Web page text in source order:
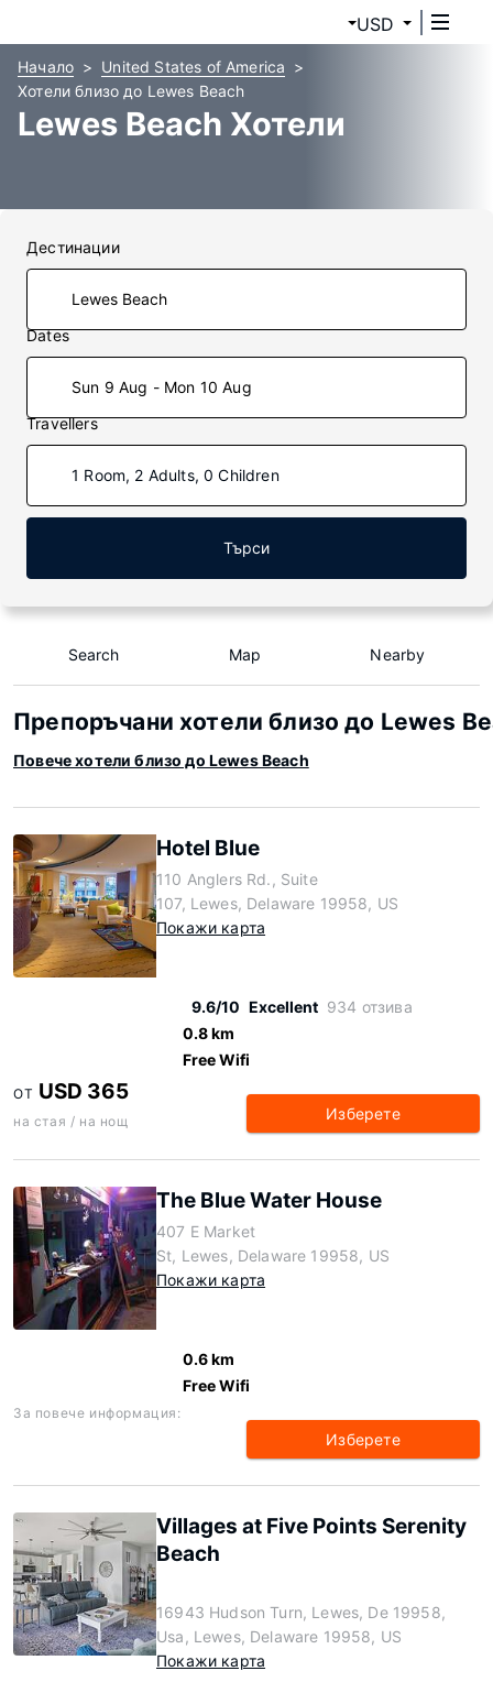
USD
Начало
United States of America
Хотели близо до Lewes Beach
Lewes Beach Хотели
Дестинации
Dates
Sun 9 Aug - Mon 10 Aug
Travellers
1 Room, 2 Adults, 0 Children
Търси
Search Map Nearby
Препоръчани хотели близо до Lewes
Повече хотели близо до Lewes Beach
Hotel Blue
110 Anglers Rd., Suite
107, Lewes, Delaware 19958, US
Покажи карта
9.6/10 Excellent 934 отзива
0.8 km
Free Wifi
ОТ USD 365
на стая / на нощ Изберете
The Blue Water House
407 E Market
St, Lewes, Delaware 19958, US
Покажи карта
0.6 km
Free Wifi
За повече информация:
Изберете
Villages at Five Points Serenity
Beach
16943 Hudson Turn, Lewes, De 19958,
Usa, Lewes, Delaware 19958, US
Покажи карта